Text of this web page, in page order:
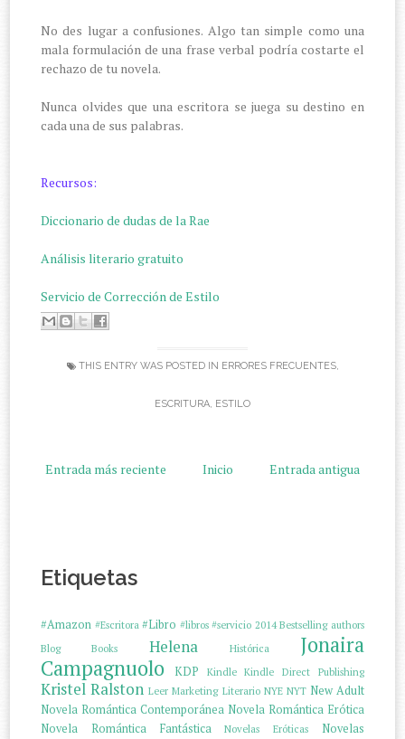
No des lugar a confusiones. Algo tan simple como una
mala formulación de una frase verbal podría costarte el
rechazo de tu novela.
Nunca olvides que una escritora se juega su destino en
cada una de sus palabras.
Recursos:
Diccionario de dudas de la Rae
Análisis literario gratuito
Servicio de Corrección de Estilo
THIS ENTRY WAS POSTED IN ERRORES FRECUENTES,
ESCRITURA, ESTILO
Entrada más reciente Entrada antigua
Inicio
Etiquetas
#Amazon #Escritora #Libro #libros #servicio 2014 Bestselling authors
Blog
Books Helena Histórica
Jonaira
Campagnuolo
KDP Kindle Kindle Direct Publishing
Kristel Ralston Leer Marketing Literario NYE NYT New Adult
Novela Romántica Contemporánea Novela Romántica Erótica
Novela Romántica Fantástica
Novelas Eróticas
Novelas